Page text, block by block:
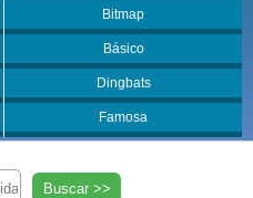
Bitmap
Básico
Dingbats
Famosa
Buscar >>